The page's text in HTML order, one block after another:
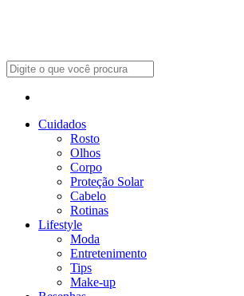
Cuidados
Rosto
Olhos
Corpo
Proteção Solar
Cabelo
Rotinas
Lifestyle
Moda
Entretenimento
Tips
Make-up